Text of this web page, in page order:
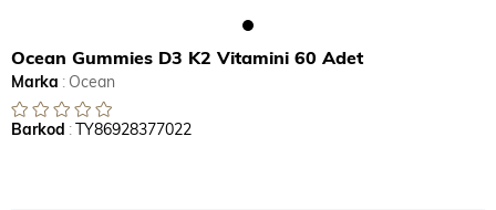
Ocean Gummies D3 K2 Vitamini 60 Adet
Marka : Ocean
Barkod :TY86928377022